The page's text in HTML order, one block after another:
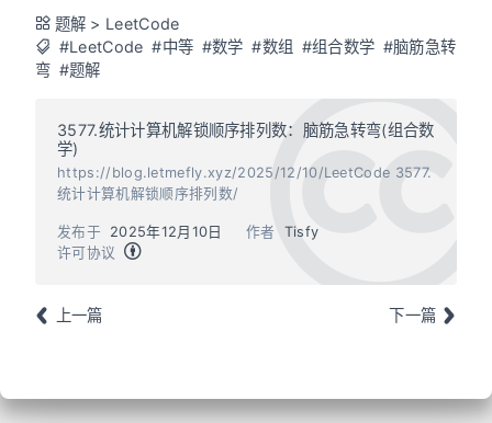
题解 > LeetCode
#LeetCode #中等 #数学 #数组 #组合数学 #脑筋急转
弯 #题解
3577.统计计算机解锁顺序排列数：脑筋急转弯(组合数
学)
https://blog.letmefly.xyz/2025/12/10/LeetCode 3577.
统计计算机解锁顺序排列数/
作者 Tisfy
发布于
2025年12月10日
许可协议
上一篇 下一篇